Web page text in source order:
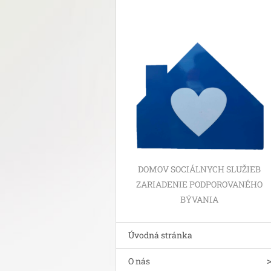
DOMOV SOCIÁLNYCH SLUŽIEB
ZARIADENIE PODPOROVANÉHO
BÝVANIA
Úvodná stránka
O nás